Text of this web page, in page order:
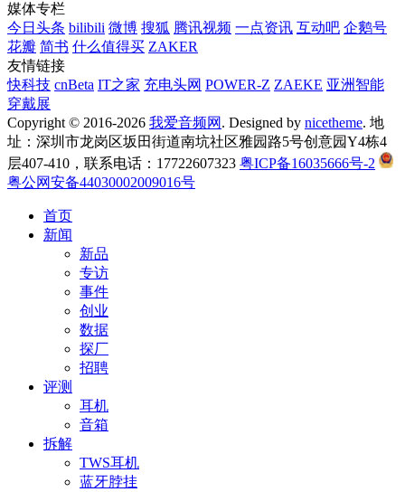
媒体专栏
今日头条 bilibili 微博 搜狐 腾讯视频 一点资讯 互动吧 企鹅号
花瓣 简书 什么值得买 ZAKER
友情链接
快科技 cnBeta IT之家 充电头网 POWER-Z ZAEKE 亚洲智能
穿戴展
Copyright © 2016-2026 我爱音频网 . Designed by nicetheme. 地
址：深圳市龙岗区坂田街道南坑社区雅园路5号创意园Y4栋4
层407-410，联系电话：17722607323 粤ICP备16035666号-2
粤公网安备44030002009016号
首页
新闻
新品
专访
事件
创业
数据
探厂
招聘
评测
耳机
音箱
拆解
TWS耳机
蓝牙脖挂